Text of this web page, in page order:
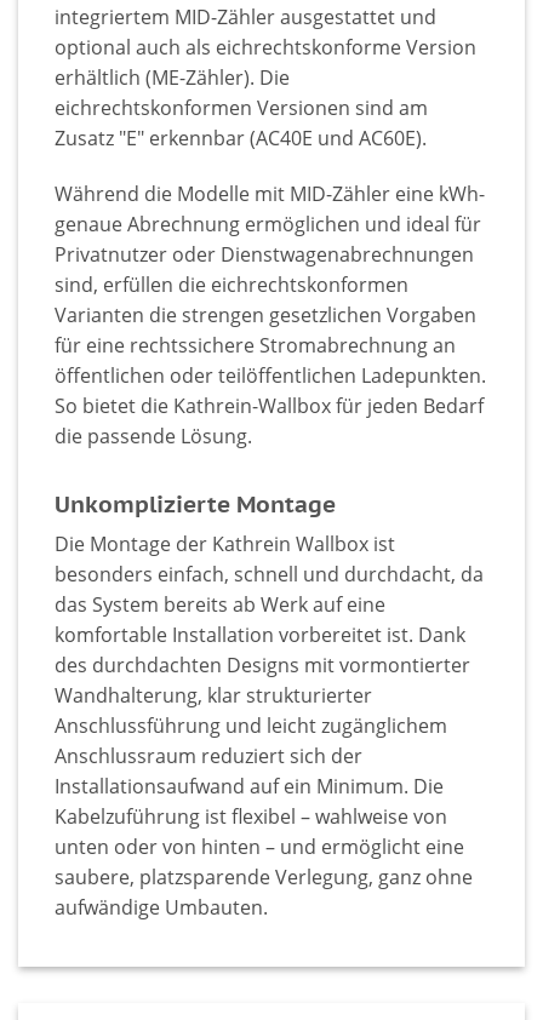
integriertem MID-Zähler ausgestattet und
optional auch als eichrechtskonforme Version
erhältlich (ME-Zähler). Die
eichrechtskonformen Versionen sind am
Zusatz "E" erkennbar (AC40E und AC60E).
Während die Modelle mit MID-Zähler eine kWh-
genaue Abrechnung ermöglichen und ideal für
Privatnutzer oder Dienstwagenabrechnungen
sind, erfüllen die eichrechtskonformen
Varianten die strengen gesetzlichen Vorgaben
für eine rechtssichere Stromabrechnung an
öffentlichen oder teilöffentlichen Ladepunkten.
So bietet die Kathrein-Wallbox für jeden Bedarf
die passende Lösung.
Unkomplizierte Montage
Die Montage der Kathrein Wallbox ist
besonders einfach, schnell und durchdacht, da
das System bereits ab Werk auf eine
komfortable Installation vorbereitet ist. Dank
des durchdachten Designs mit vormontierter
Wandhalterung, klar strukturierter
Anschlussführung und leicht zugänglichem
Anschlussraum reduziert sich der
Installationsaufwand auf ein Minimum. Die
Kabelzuführung ist flexibel – wahlweise von
unten oder von hinten – und ermöglicht eine
saubere, platzsparende Verlegung, ganz ohne
aufwändige Umbauten.